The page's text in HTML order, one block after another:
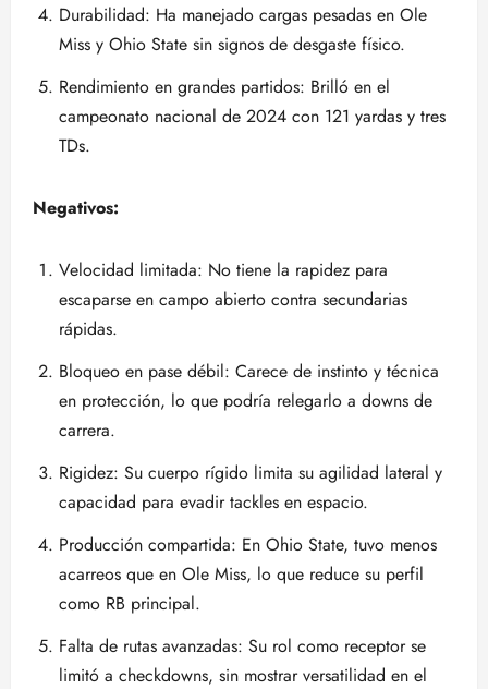
Durabilidad: Ha manejado cargas pesadas en Ole
Miss y Ohio State sin signos de desgaste físico.
Rendimiento en grandes partidos: Brilló en el
campeonato nacional de 2024 con 121 yardas y tres
TDs.
Negativos:
Velocidad limitada: No tiene la rapidez para
escaparse en campo abierto contra secundarias
rápidas.
Bloqueo en pase débil: Carece de instinto y técnica
en protección, lo que podría relegarlo a downs de
carrera.
Rigidez: Su cuerpo rígido limita su agilidad lateral y
capacidad para evadir tackles en espacio.
Producción compartida: En Ohio State, tuvo menos
acarreos que en Ole Miss, lo que reduce su perfil
como RB principal.
Falta de rutas avanzadas: Su rol como receptor se
limitó a checkdowns, sin mostrar versatilidad en el